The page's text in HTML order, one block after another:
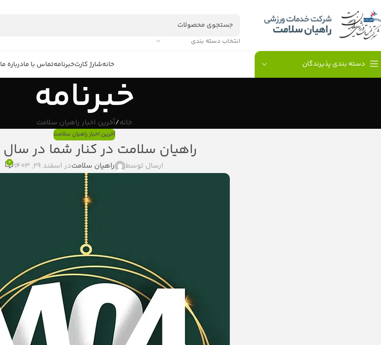
انتخاب دسته بندی
دسته بندی پذیرندگان خانهشارژ کارتخبرنامهتماس با مادرباره ما
خبرنامه
خانه آخرین اخبار راهیان سلامت
آخرین اخبار راهیان سلامت
راهیان سلامت در کنار شما در سال 1404
ارسال توسط راهیان سلامتدر اسفند 29, 1403 0